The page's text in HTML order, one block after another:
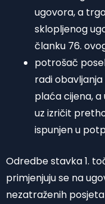
ugovora, a
sklopljenog
članku 76.
potrošač
radi
plaća cijena, a
uz izričit
ispunjen u
Odredbe stavka 1.
primjenjuju se na
nezatraženih